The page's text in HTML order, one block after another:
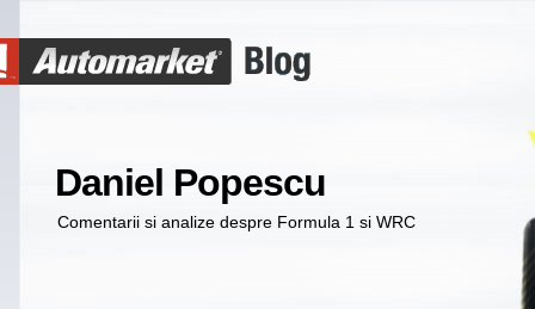
Daniel Popescu
Comentarii si analize despre Formula 1 si WRC